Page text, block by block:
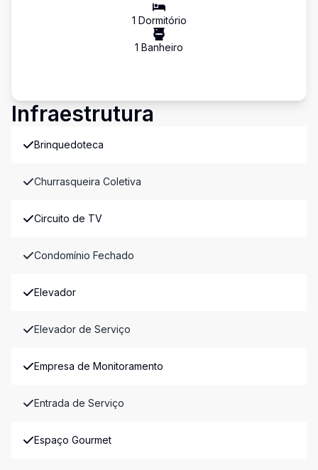
1 Dormitório
1 Banheiro
Infraestrutura
Brinquedoteca
Churrasqueira Coletiva
Circuito de TV
Condomínio Fechado
Elevador
Elevador de Serviço
Empresa de Monitoramento
Entrada de Serviço
Espaço Gourmet